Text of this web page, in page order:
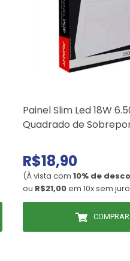
Painel Slim Led 18W
Quadrado de
R$18,90
(À vista com 10% de
ou R$21,00em 10x sem
COMPRAR